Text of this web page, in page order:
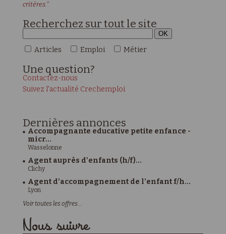
critères."
Recherchez sur tout le site
Articles Emploi Métier
Une question?
Contactez-nous
Suivez l'actualité Crechemploi
Dernières annonces
Accompagnante educative petite enfance -
micr...
Wasselonne
Agent auprès d'enfants (h/f)...
Clichy
Agent d’accompagnement de l’enfant f/h...
Lyon
Voir toutes les offres...
Nous suivre